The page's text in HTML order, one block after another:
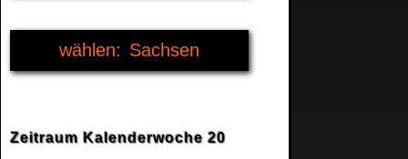
2023
2025
Sachsen
Baden-Württemberg
Zeitraum Kalenderwoche 20